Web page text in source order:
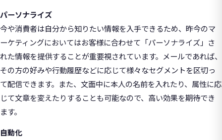
パーソナライズ
今や消費者は自分から知りたい情報を入手できるため、昨今のマ
ーケティングにおいてはお客様に合わせて「パーソナライズ」さ
れた情報を提供することが重要視されています。メールであれば、
その方の好みや行動履歴などに応じて様々なセグメントを区切っ
て配信できます。また、文面中に本人の名前を入れたり、属性に応
じて文章を変えたりすることも可能なので、高い効果を期待でき
ます。
自動化